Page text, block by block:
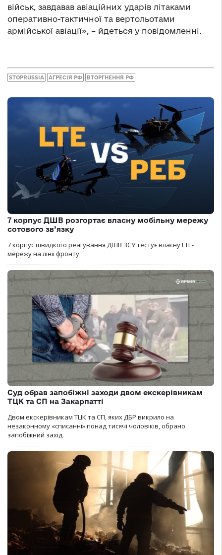
військ, завдавав авіаційних ударів літаками
оперативно-тактичної та вертольотами
армійської авіації», – йдеться у повідомленні.
STOPRUSSIA АГРЕСІЯ РФ ВТОРГНЕННЯ РФ
7 корпус ДШВ розгортає власну мобільну мережу
сотового зв’язку
7 корпус швидкого реагування ДШВ ЗСУ тестує власну LTE-
мережу на лінії фронту.
Суд обрав запобіжні заходи двом екскерівникам
ТЦК та СП на Закарпатті
Двом екскерівникам ТЦК та СП, яких ДБР викрило на
незаконному «списанні» понад тисячі чоловіків, обрано
запобіжний захід.